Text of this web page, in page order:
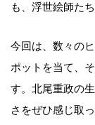
も、浮世絵師た
今回は、数々の
ポットを当て、
す。北尾重政の
さをぜひ感じ取